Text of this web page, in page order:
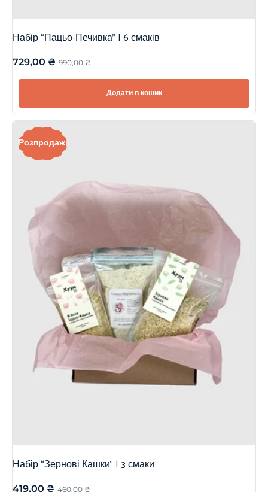
Набір “Пацьо-Печивка” | 6 смаків
990,00₴
729,00 ₴
Додати в кошик
Розпродаж!
Набір “Зернові Кашки” | 3 смаки
460,00₴
419,00 ₴